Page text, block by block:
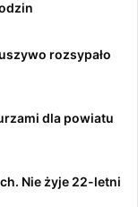
rozsypało
dla powiatu
Nie żyje 22-letni